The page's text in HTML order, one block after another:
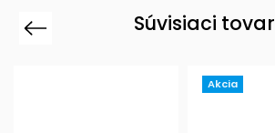
Súvisiaci tovar
Previous
Akcia